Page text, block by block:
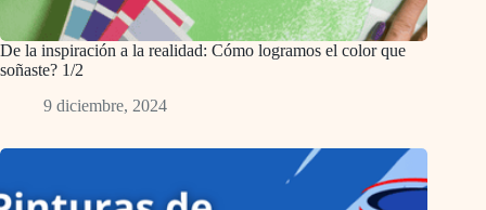
De la inspiración a la realidad: Cómo logramos el color que
soñaste? 1/2
9 diciembre, 2024